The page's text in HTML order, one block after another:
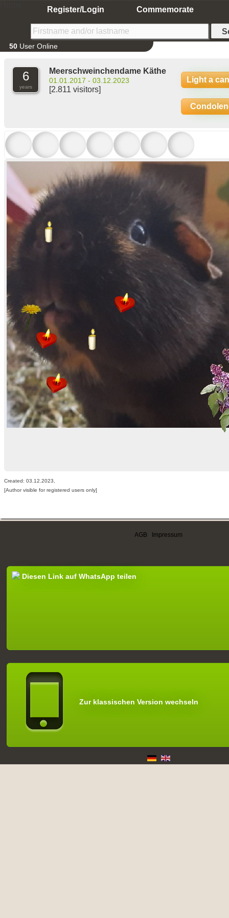
Register/Login Commemorate
50 User Online
6
years
Meerschweinchendame Käthe
01.01.2017 - 03.12.2023
[2.811 visitors]
Light a
Created: 03.12.2023,
[Author visible for registered users only]
AGB Impressum
Diesen Link auf WhatsApp teilen
Zur klassischen Version wechseln